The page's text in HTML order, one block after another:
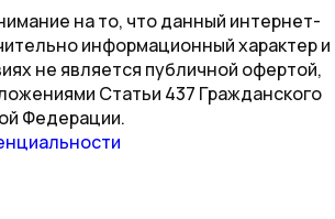
на то, что данный интернет-
информационный характер и
не является публичной офертой,
Статьи 437 Гражданского
Федерации.